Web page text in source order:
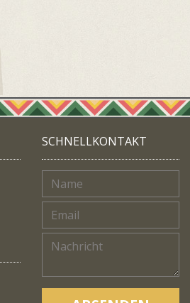
SCHNELLKONTAKT